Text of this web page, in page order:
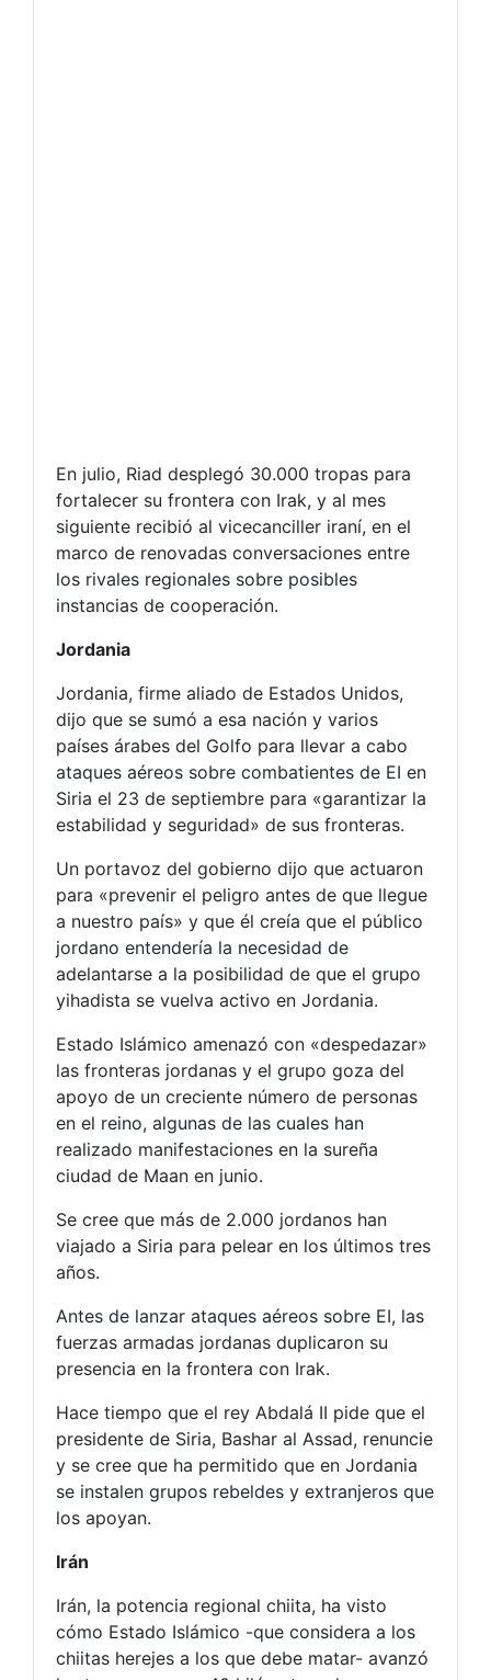
En julio, Riad desplegó 30.000 tropas para
fortalecer su frontera con Irak, y al mes
siguiente recibió al vicecanciller iraní, en el
marco de renovadas conversaciones entre
los rivales regionales sobre posibles
instancias de cooperación.
Jordania
Jordania, firme aliado de Estados Unidos,
dijo que se sumó a esa nación y varios
países árabes del Golfo para llevar a cabo
ataques aéreos sobre combatientes de EI en
Siria el 23 de septiembre para «garantizar la
estabilidad y seguridad» de sus fronteras.
Un portavoz del gobierno dijo que actuaron
para «prevenir el peligro antes de que llegue
a nuestro país» y que él creía que el público
jordano entendería la necesidad de
adelantarse a la posibilidad de que el grupo
yihadista se vuelva activo en Jordania.
Estado Islámico amenazó con «despedazar»
las fronteras jordanas y el grupo goza del
apoyo de un creciente número de personas
en el reino, algunas de las cuales han
realizado manifestaciones en la sureña
ciudad de Maan en junio.
Se cree que más de 2.000 jordanos han
viajado a Siria para pelear en los últimos tres
años.
Antes de lanzar ataques aéreos sobre EI, las
fuerzas armadas jordanas duplicaron su
presencia en la frontera con Irak.
Hace tiempo que el rey Abdalá II pide que el
presidente de Siria, Bashar al Assad, renuncie
y se cree que ha permitido que en Jordania
se instalen grupos rebeldes y extranjeros que
los apoyan.
Irán
Irán, la potencia regional chiita, ha visto
cómo Estado Islámico -que considera a los
chiitas herejes a los que debe matar- avanzó